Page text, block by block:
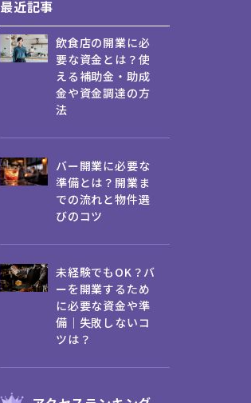
最近記事
飲食店の開業に必
要な資金とは？使
える補助金・助成
金や資金調達の方
法
バー開業に必要な
準備とは？開業ま
での流れと物件選
びのコツ
未経験でもOK？バ
ーを開業するため
に必要な資金や準
備｜失敗しないコ
ツは？